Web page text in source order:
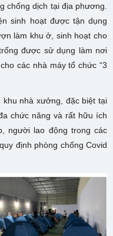
chống dịch tại địa phương.
sinh hoạt được tận dụng
làm khu ở, sinh hoạt cho
được sử dụng làm nơi
các nhà máy tổ chức “3
nhà xưởng, đặc biệt tại
chức năng và rất hữu ích
người lao động trong các
định phòng chống Covid